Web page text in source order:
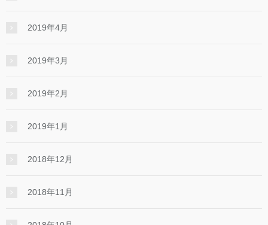
2019年4月
2019年3月
2019年2月
2019年1月
2018年12月
2018年11月